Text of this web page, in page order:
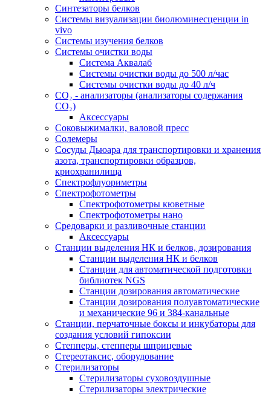
Синтезаторы белков
Системы визуализации биолюминесценции in
vivo
Системы изучения белков
Системы очистки воды
Система Аквалаб
Системы очистки воды до 500 л/час
Системы очистки воды до 40 л/ч
СО₂ - анализаторы (анализаторы содержания
СО₂)
Аксессуары
Соковыжималки, валовой пресс
Солемеры
Сосуды Дьюара для транспортировки и хранения
азота, транспортировки образцов,
криохранилища
Спектрофлуориметры
Спектрофотометры
Спектрофотометры кюветные
Спектрофотометры нано
Средоварки и разливочные станции
Аксессуары
Станции выделения НК и белков, дозирования
Станции выделения НК и белков
Станции для автоматической подготовки
библиотек NGS
Станции дозирования автоматические
Станции дозирования полуавтоматические
и механические 96 и 384-канальные
Станции, перчаточные боксы и инкубаторы для
создания условий гипоксии
Степперы, степперы шприцевые
Стереотаксис, оборудование
Стерилизаторы
Стерилизаторы суховоздушные
Стерилизаторы электрические